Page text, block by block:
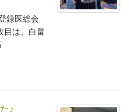
録医総会
目は、白畠
♪